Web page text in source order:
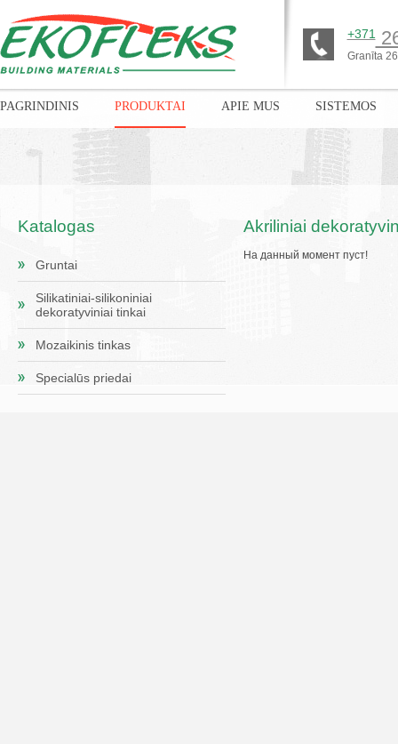
+371
Granīta
Katalogas
Gruntai
Silikatiniai-silikoniniai
dekoratyviniai tinkai
Mozaikinis tinkas
Specialūs priedai
Akriliniai
На данный момент пуст!
PAGRINDINIS PRODUKTAI APIE MUS SISTEMOS